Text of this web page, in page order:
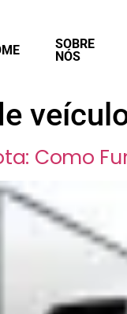
SOBRE
NÓS
Como